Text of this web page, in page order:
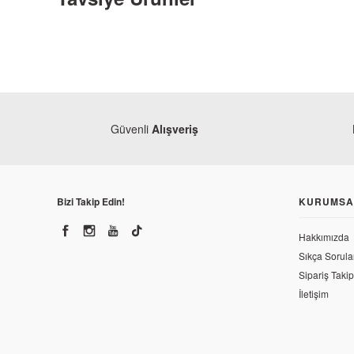
Yamaha
Güvenli Alışveriş
Bizi Takip Edin!
Hakkımızda
Sıkça
Sipariş Takip
İletişim